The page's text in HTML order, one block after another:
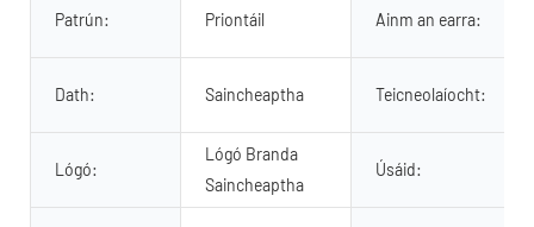
Patrún: Priontáil Ainm an earra:
Dath: Saincheaptha Teicneolaíocht:
Lógó:
Lógó Branda
Saincheaptha
Úsáid: